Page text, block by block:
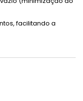
facilitando a